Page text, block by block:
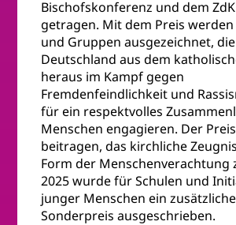
Bischofskonferenz und dem
getragen. Mit dem Preis
und Gruppen ausgezeichnet,
Deutschland aus dem
heraus im Kampf gegen
Fremdenfeindlichkeit und
für ein respektvolles
Menschen engagieren. Der
beitragen, das kirchliche
Form der Menschenverachtung
2025 wurde für Schulen und
junger Menschen ein
Sonderpreis ausgeschrieben.